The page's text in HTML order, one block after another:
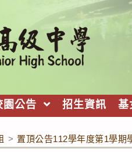
園公告 招生資訊 基
> 置頂公告112學年度第1學期